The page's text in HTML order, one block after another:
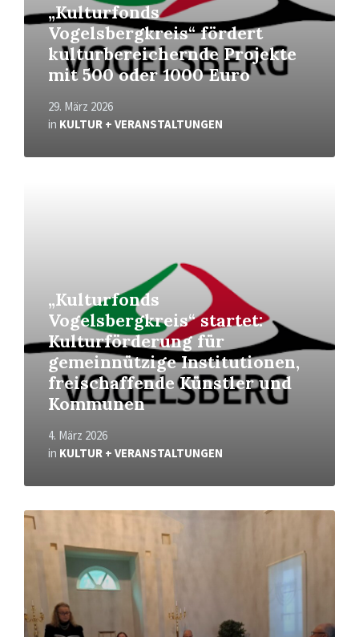
„Kulturfonds
Vogelsbergkreis“ fördert
kulturbereichernde Projekte
mit 500 oder 1000 Euro
29. März 2026
in KULTUR + VERANSTALTUNGEN
„Kulturfonds
Vogelsbergkreis“ startet:
Kulturförderung für
gemeinnützige Institutionen,
freischaffende Künstler und
Kommunen
4. März 2026
in KULTUR + VERANSTALTUNGEN
Read
More